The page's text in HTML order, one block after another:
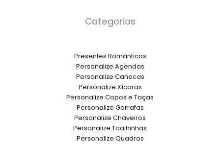
Categorias
Presentes Românticos
Personalize Agendas
Personalize Canecas
Personalize Xícaras
Personalize Copos e Taças
Personalize Garrafas
Personalize Chaveiros
Personalize Toalhinhas
Personalize Quadros